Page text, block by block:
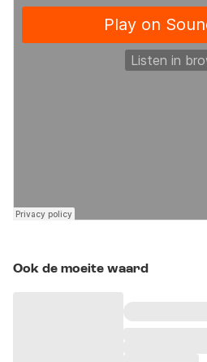
Ook de moeite waard